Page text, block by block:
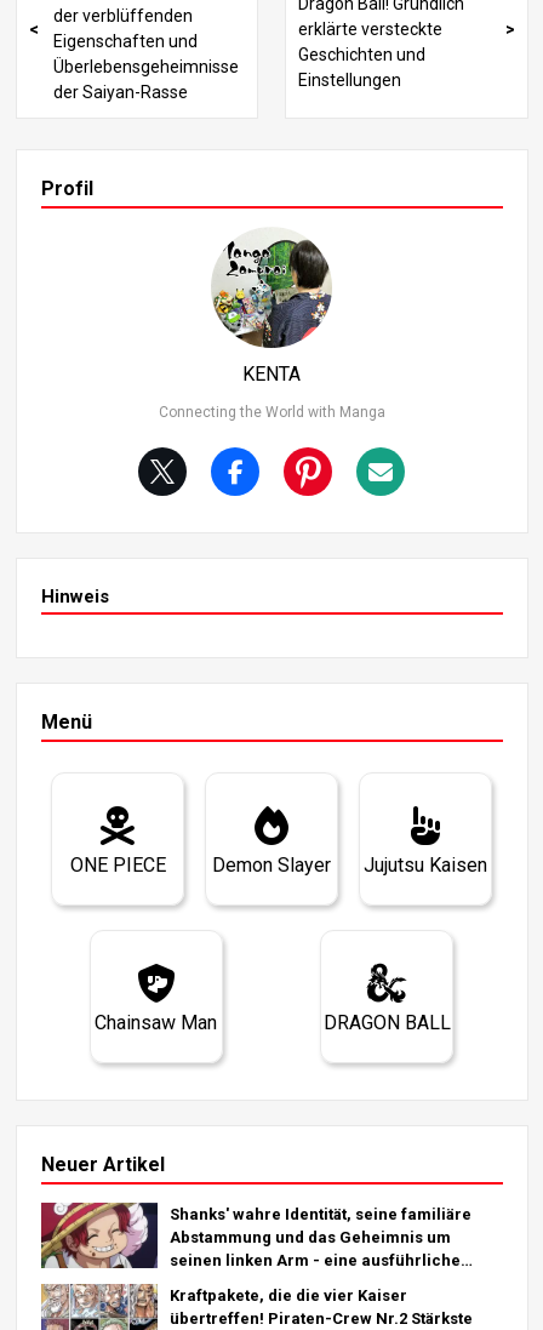
der verblüffenden
Eigenschaften und
Überlebensgeheimnisse
der Saiyan-Rasse
erklärte versteckte
Geschichten und
Einstellungen
Profil
KENTA
Connecting the World with Manga
Hinweis
Menü
ONE PIECE Demon Slayer Jujutsu Kaisen
Chainsaw Man DRAGON BALL
Neuer Artikel
Shanks' wahre Identität, seine familiäre
Abstammung und das Geheimnis um
seinen linken Arm - eine ausführliche
Kraftpakete, die die vier Kaiser
übertreffen! Piraten-Crew Nr.2 Stärkste